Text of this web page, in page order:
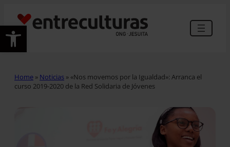
Abrir barra de herramientas
Home » Noticias » «Nos movemos por la Igualdad»: Arranca el
curso 2019-2020 de la Red Solidaria de Jóvenes